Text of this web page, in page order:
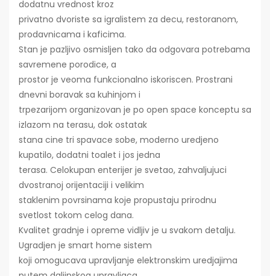
dodatnu vrednost kroz
privatno dvoriste sa igralistem za decu, restoranom,
prodavnicama i kaficima.
Stan je pazljivo osmisljen tako da odgovara potrebama
savremene porodice, a
prostor je veoma funkcionalno iskoriscen. Prostrani
dnevni boravak sa kuhinjom i
trpezarijom organizovan je po open space konceptu sa
izlazom na terasu, dok ostatak
stana cine tri spavace sobe, moderno uredjeno
kupatilo, dodatni toalet i jos jedna
terasa. Celokupan enterijer je svetao, zahvaljujuci
dvostranoj orijentaciji i velikim
staklenim povrsinama koje propustaju prirodnu
svetlost tokom celog dana.
Kvalitet gradnje i opreme vidljiv je u svakom detalju.
Ugradjen je smart home sistem
koji omogucava upravljanje elektronskim uredjajima